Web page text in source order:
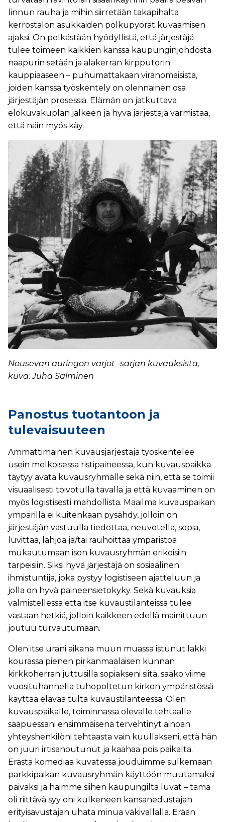
linnun rauha ja mihin siirretään takapihalta
kerrostalon asukkaiden polkupyörät kuvaamisen
ajaksi. On pelkästään hyödyllistä, että järjestäjä
tulee toimeen kaikkien kanssa kaupunginjohdosta
naapurin setään ja alakerran kirpputorin
kauppiaaseen – puhumattakaan viranomaisista,
joiden kanssa työskentely on olennainen osa
järjestäjän prosessia. Elämän on jatkuttava
elokuvakuplan jälkeen ja hyvä järjestäjä varmistaa,
että näin myös käy.
Nousevan auringon varjot -sarjan kuvauksista,
kuva: Juha Salminen
Panostus tuotantoon ja
tulevaisuuteen
Ammattimainen kuvausjärjestäjä työskentelee
usein melkoisessa ristipaineessa, kun kuvauspaikka
täytyy avata kuvausryhmälle sekä niin, että se toimii
visuaalisesti toivotulla tavalla ja että kuvaaminen on
myös logistisesti mahdollista. Maailma kuvauspaikan
ympärillä ei kuitenkaan pysähdy, jolloin on
järjestäjän vastuulla tiedottaa, neuvotella, sopia,
luvittaa, lahjoa ja/tai rauhoittaa ympäristöä
mukautumaan ison kuvausryhmän erikoisiin
tarpeisiin. Siksi hyvä järjestäjä on sosiaalinen
ihmistuntija, joka pystyy logistiseen ajatteluun ja
jolla on hyvä paineensietokyky. Sekä kuvauksia
valmistellessa että itse kuvaustilanteissa tulee
vastaan hetkiä, jolloin kaikkeen edellä mainittuun
joutuu turvautumaan.
Olen itse urani aikana muun muassa istunut lakki
kourassa pienen pirkanmaalaisen kunnan
kirkkoherran juttusilla sopiakseni siitä, saako viime
vuosituhannella tuhopoltetun kirkon ympäristössä
käyttää elävää tulta kuvaustilanteessa. Olen
kuvauspaikalle, toiminnassa olevalle tehtaalle
saapuessani ensimmäisenä tervehtinyt ainoan
yhteyshenkilöni tehtaasta vain kuullakseni, että hän
on juuri irtisanoutunut ja kaahaa pois paikalta.
Erästä komediaa kuvatessa jouduimme sulkemaan
parkkipaikan kuvausryhmän käyttöön muutamaksi
päiväksi ja haimme siihen kaupungilta luvat – tämä
oli riittävä syy ohi kulkeneen kansanedustajan
erityisavustajan uhata minua väkivallalla. Erään